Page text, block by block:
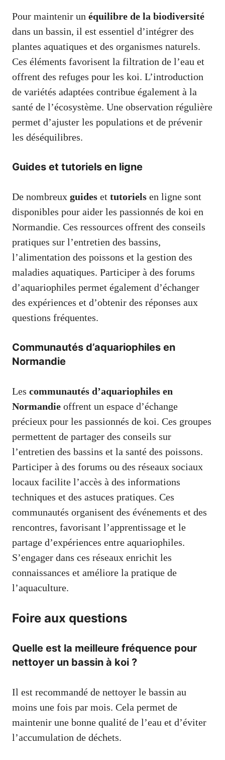
Pour maintenir un équilibre de la biodiversité
dans un bassin, il est essentiel d’intégrer des
plantes aquatiques et des organismes naturels.
Ces éléments favorisent la filtration de l’eau et
offrent des refuges pour les koi. L’introduction
de variétés adaptées contribue également à la
santé de l’écosystème. Une observation régulière
permet d’ajuster les populations et de prévenir
les déséquilibres.
Guides et tutoriels en ligne
De nombreux guides et tutoriels en ligne sont
disponibles pour aider les passionnés de koi en
Normandie. Ces ressources offrent des conseils
pratiques sur l’entretien des bassins,
l’alimentation des poissons et la gestion des
maladies aquatiques. Participer à des forums
d’aquariophiles permet également d’échanger
des expériences et d’obtenir des réponses aux
questions fréquentes.
Communautés d’aquariophiles en
Normandie
Les communautés d’aquariophiles en
Normandie offrent un espace d’échange
précieux pour les passionnés de koi. Ces groupes
permettent de partager des conseils sur
l’entretien des bassins et la santé des poissons.
Participer à des forums ou des réseaux sociaux
locaux facilite l’accès à des informations
techniques et des astuces pratiques. Ces
communautés organisent des événements et des
rencontres, favorisant l’apprentissage et le
partage d’expériences entre aquariophiles.
S’engager dans ces réseaux enrichit les
connaissances et améliore la pratique de
l’aquaculture.
Foire aux questions
Quelle est la meilleure fréquence pour
nettoyer un bassin à koi ?
Il est recommandé de nettoyer le bassin au
moins une fois par mois. Cela permet de
maintenir une bonne qualité de l’eau et d’éviter
l’accumulation de déchets.